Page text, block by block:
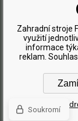
Zahradní stroje
využití
informace
reklam.
Soukromí